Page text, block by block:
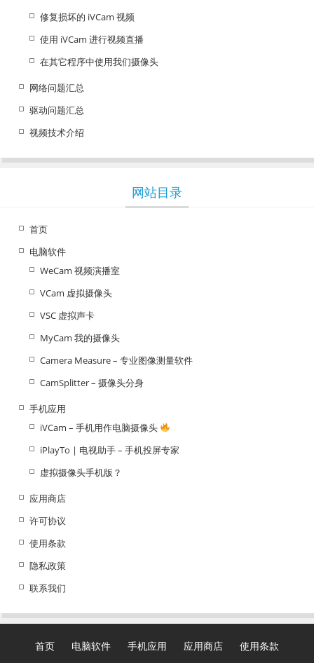
修复损坏的 iVCam 视频
使用 iVCam 进行视频直播
在其它程序中使用我们摄像头
网络问题汇总
驱动问题汇总
视频技术介绍
网站目录
首页
电脑软件
WeCam 视频演播室
VCam 虚拟摄像头
VSC 虚拟声卡
MyCam 我的摄像头
Camera Measure – 专业图像测量软件
CamSplitter – 摄像头分身
手机应用
iVCam – 手机用作电脑摄像头
iPlayTo | 电视助手 – 手机投屏专家
虚拟摄像头手机版？
应用商店
许可协议
使用条款
隐私政策
联系我们
首页 电脑软件 手机应用 应用商店
使用条款